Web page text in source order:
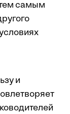
самым
и